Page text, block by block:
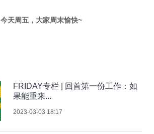
今天周五，大家周末愉快~
FRIDAY专栏 | 回首第一份工作：如
果能重来...
2023-03-03 18:17